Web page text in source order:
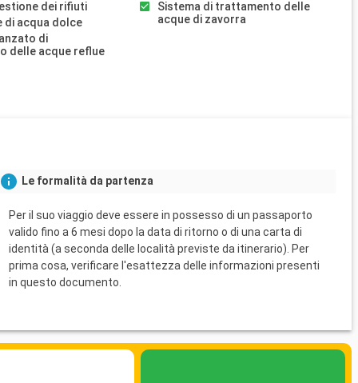
dei rifiuti
di acqua dolce
di
delle acque reflue
Sistema di trattamento delle
acque di zavorra
Le formalità da partenza
Per il suo viaggio deve essere in possesso di un passaporto
valido fino a 6 mesi dopo la data di ritorno o di una carta di
identità (a seconda delle località previste da itinerario). Per
prima cosa, verificare l'esattezza delle informazioni presenti
in questo documento.